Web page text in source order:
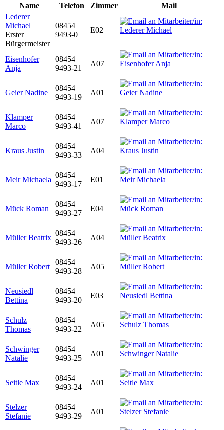
Name
Telefon Zimmer
Mail
Lederer
Michael
Erster
Bürgermeister
08454
9493-0
E02
Eisenhofer
Anja
08454
9493-21
A07
Geier Nadine
08454
9493-19
A01
Klamper
Marco
08454
9493-41
A07
Kraus Justin
08454
9493-33
A04
Meir Michaela
08454
9493-17
E01
Mück Roman
08454
9493-27
E04
Müller Beatrix
08454
9493-26
A04
Müller Robert
08454
9493-28
A05
Neusiedl
Bettina
08454
9493-20
E03
Schulz
Thomas
08454
9493-22
A05
Schwinger
Natalie
08454
9493-25
A01
Seitle Max
08454
9493-24
A01
Stelzer
Stefanie
08454
9493-29
A01